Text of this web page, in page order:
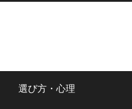
選び方・心理